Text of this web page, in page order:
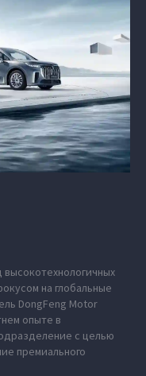
высокотехнологичных
на глобальные
DongFeng Motor
опыте в
с целью
премиального